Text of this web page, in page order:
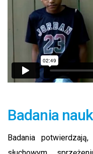
Badania
Badania